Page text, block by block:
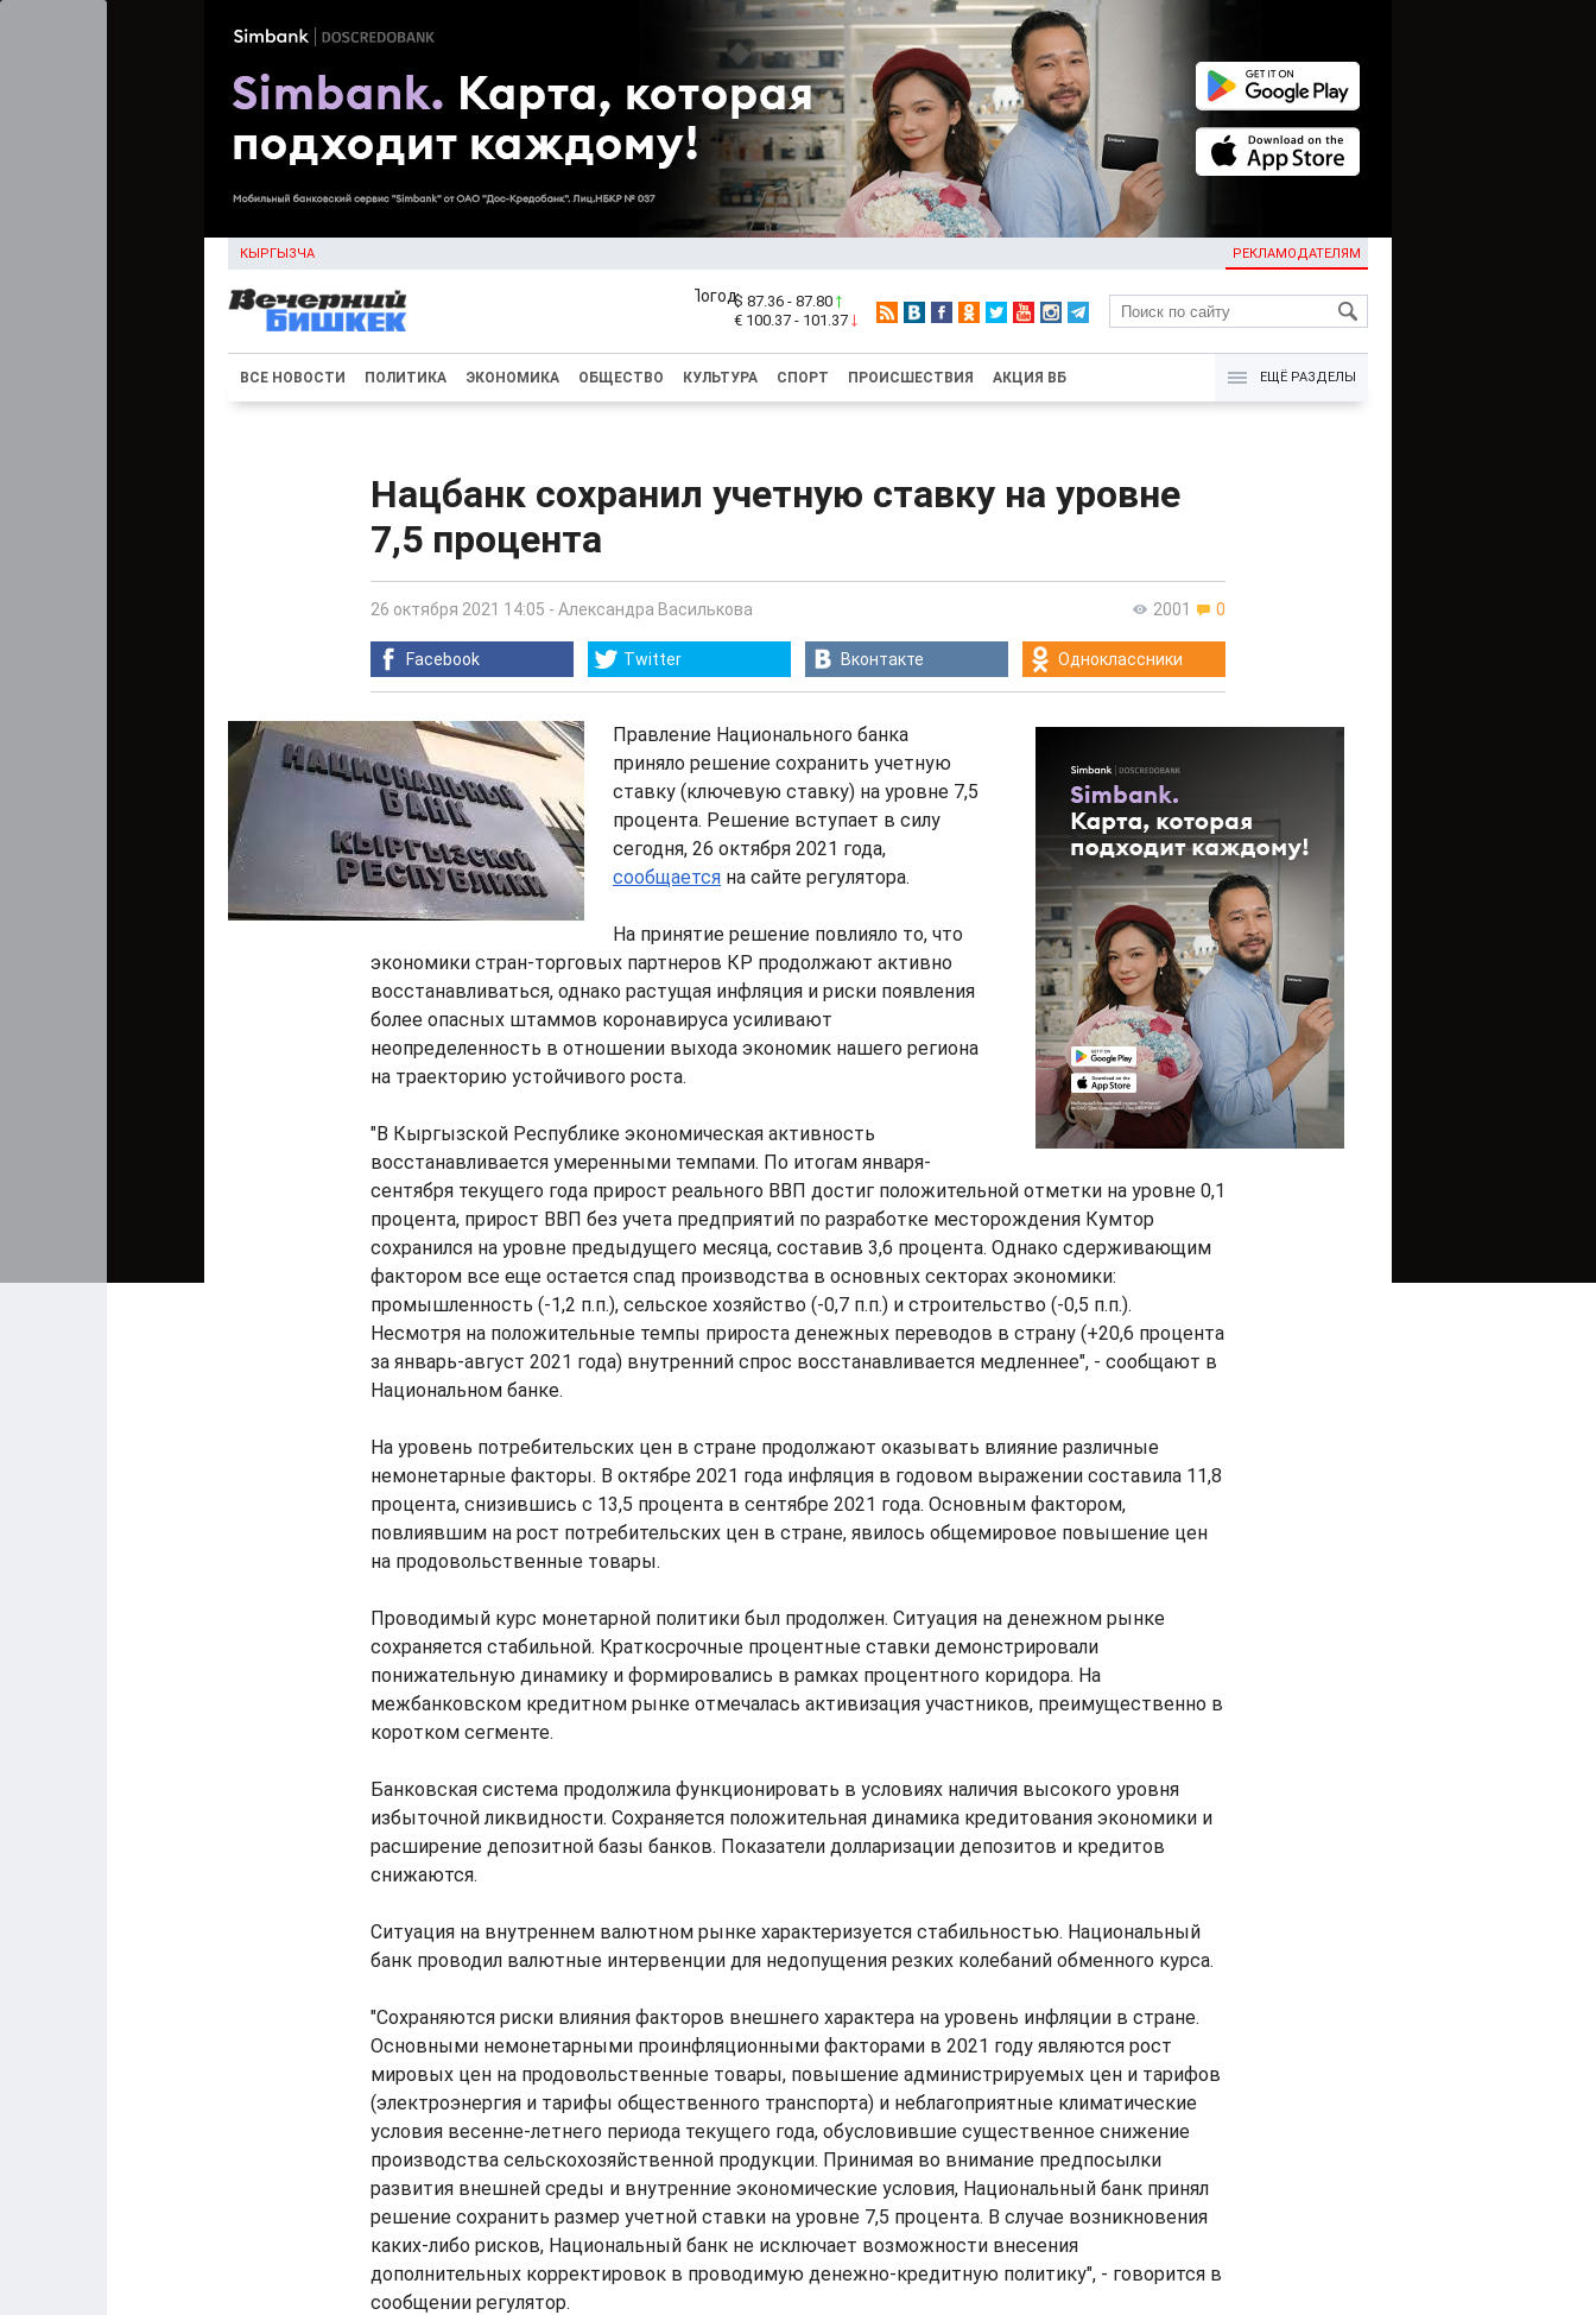
КЫРГЫЗЧА РЕКЛАМОДАТЕЛЯМ
KG
$ 87.36 - 87.80
€ 100.37 - 101.37
ВСЕ НОВОСТИ ПОЛИТИКА ЭКОНОМИКА ОБЩЕСТВО КУЛЬТУРА СПОРТ ПРОИСШЕСТВИЯ АКЦИЯ ВБ ЕЩЁ РАЗДЕЛЫ
Нацбанк сохранил учетную ставку на уровне
7,5 процента
2001 0
26 октября 2021 14:05 - Александра Василькова
Facebook Twitter Вконтакте Одноклассники
Правление Национального банка
приняло решение сохранить учетную
ставку (ключевую ставку) на уровне 7,5
процента. Решение вступает в силу
сегодня, 26 октября 2021 года,
сообщается на сайте регулятора.
На принятие решение повлияло то, что
экономики стран-торговых партнеров КР продолжают активно
восстанавливаться, однако растущая инфляция и риски появления
более опасных штаммов коронавируса усиливают
неопределенность в отношении выхода экономик нашего региона
на траекторию устойчивого роста.
"В Кыргызской Республике экономическая активность
восстанавливается умеренными темпами. По итогам января-
сентября текущего года прирост реального ВВП достиг положительной отметки на уровне 0,1
процента, прирост ВВП без учета предприятий по разработке месторождения Кумтор
сохранился на уровне предыдущего месяца, составив 3,6 процента. Однако сдерживающим
фактором все еще остается спад производства в основных секторах экономики:
промышленность (-1,2 п.п.), сельское хозяйство (-0,7 п.п.) и строительство (-0,5 п.п.).
Несмотря на положительные темпы прироста денежных переводов в страну (+20,6 процента
за январь-август 2021 года) внутренний спрос восстанавливается медленнее", - сообщают в
Национальном банке.
На уровень потребительских цен в стране продолжают оказывать влияние различные
немонетарные факторы. В октябре 2021 года инфляция в годовом выражении составила 11,8
процента, снизившись с 13,5 процента в сентябре 2021 года. Основным фактором,
повлиявшим на рост потребительских цен в стране, явилось общемировое повышение цен
на продовольственные товары.
Проводимый курс монетарной политики был продолжен. Ситуация на денежном рынке
сохраняется стабильной. Краткосрочные процентные ставки демонстрировали
понижательную динамику и формировались в рамках процентного коридора. На
межбанковском кредитном рынке отмечалась активизация участников, преимущественно в
коротком сегменте.
Банковская система продолжила функционировать в условиях наличия высокого уровня
избыточной ликвидности. Сохраняется положительная динамика кредитования экономики и
расширение депозитной базы банков. Показатели долларизации депозитов и кредитов
снижаются.
Ситуация на внутреннем валютном рынке характеризуется стабильностью. Национальный
банк проводил валютные интервенции для недопущения резких колебаний обменного курса.
"Сохраняются риски влияния факторов внешнего характера на уровень инфляции в стране.
Основными немонетарными проинфляционными факторами в 2021 году являются рост
мировых цен на продовольственные товары, повышение администрируемых цен и тарифов
(электроэнергия и тарифы общественного транспорта) и неблагоприятные климатические
условия весенне-летнего периода текущего года, обусловившие существенное снижение
производства сельскохозяйственной продукции. Принимая во внимание предпосылки
развития внешней среды и внутренние экономические условия, Национальный банк принял
решение сохранить размер учетной ставки на уровне 7,5 процента. В случае возникновения
каких-либо рисков, Национальный банк не исключает возможности внесения
дополнительных корректировок в проводимую денежно-кредитную политику", - говорится в
сообщении регулятор.